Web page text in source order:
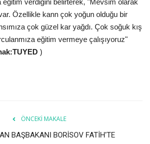
Özellikle kann çok yoğun olduğu bir
çok güzel kar yağdı. Çok soğuk kış
eğitim vermeye çalışıyoruz"
)
ÖNCEKI MAKALE
BAŞBAKANI BORİSOV FATİH'TE